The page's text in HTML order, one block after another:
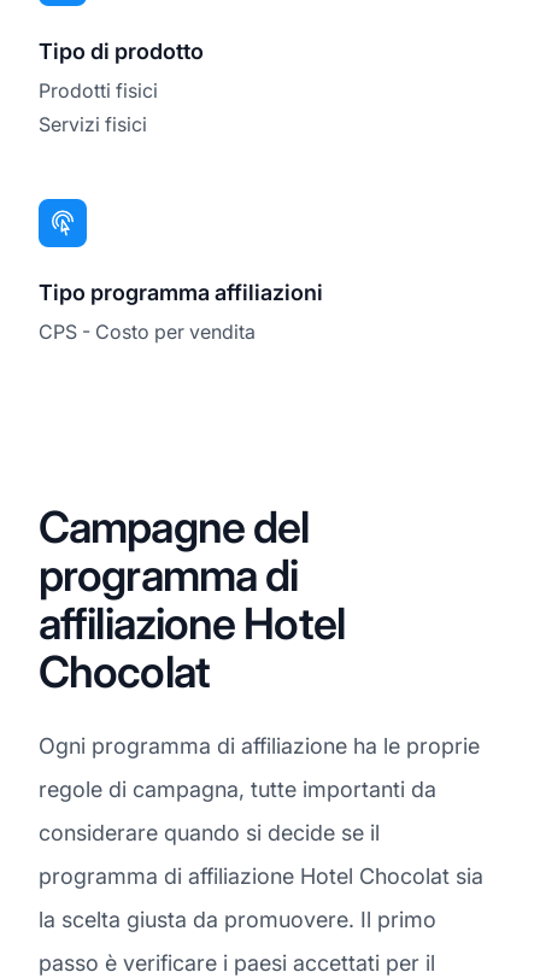
Tipo di prodotto
Prodotti fisici
Servizi fisici
Tipo programma affiliazioni
CPS - Costo per vendita
Campagne del
programma di
affiliazione Hotel
Chocolat
Ogni programma di affiliazione ha le proprie
regole di campagna, tutte importanti da
considerare quando si decide se il
programma di affiliazione Hotel Chocolat sia
la scelta giusta da promuovere. Il primo
passo è verificare i paesi accettati per il